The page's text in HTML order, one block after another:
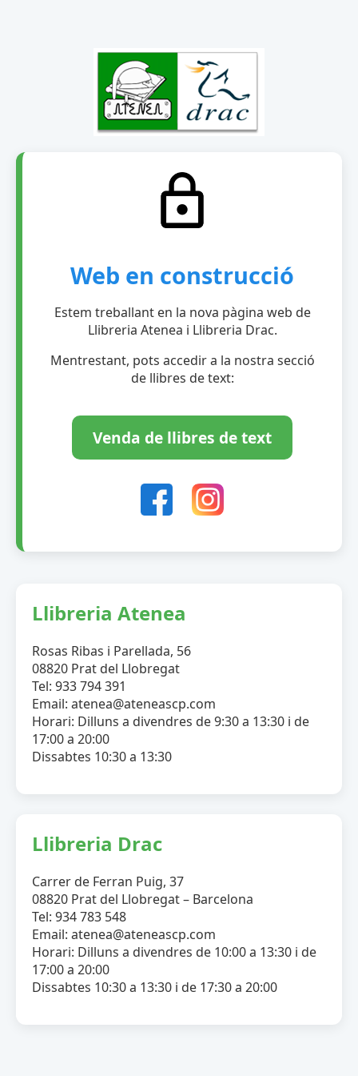
Web en construcció
Estem treballant en la nova pàgina web de
Llibreria Atenea i Llibreria Drac.
Mentrestant, pots accedir a la nostra secció
de llibres de text:
Venda de llibres de text
Llibreria Atenea
Rosas Ribas i Parellada, 56
08820 Prat del Llobregat
Tel: 933 794 391
Email: atenea@ateneascp.com
Horari: Dilluns a divendres de 9:30 a 13:30 i de
17:00 a 20:00
Dissabtes 10:30 a 13:30
Llibreria Drac
Carrer de Ferran Puig, 37
08820 Prat del Llobregat – Barcelona
Tel: 934 783 548
Email: atenea@ateneascp.com
Horari: Dilluns a divendres de 10:00 a 13:30 i de
17:00 a 20:00
Dissabtes 10:30 a 13:30 i de 17:30 a 20:00